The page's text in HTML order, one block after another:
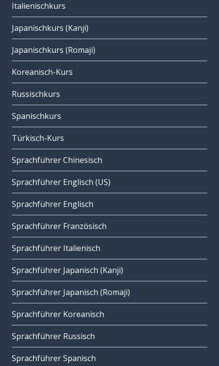
Italienischkurs
Japanischkurs (Kanji)
Japanischkurs (Romaji)
Koreanisch-Kurs
Russischkurs
Spanischkurs
Türkisch-Kurs
Sprachführer Chinesisch
Sprachführer Englisch (US)
Sprachführer Englisch
Sprachführer Französisch
Sprachführer Italienisch
Sprachführer Japanisch (Kanji)
Sprachführer Japanisch (Romaji)
Sprachführer Koreanisch
Sprachführer Russisch
Sprachführer Spanisch